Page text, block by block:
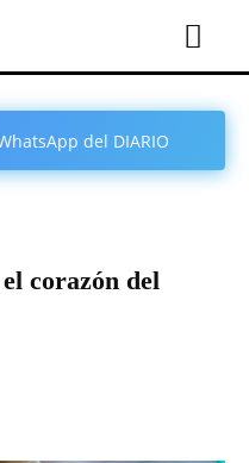
del DIARIO
corazón del